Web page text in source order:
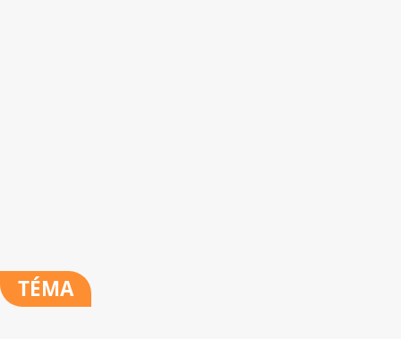
TÉMA